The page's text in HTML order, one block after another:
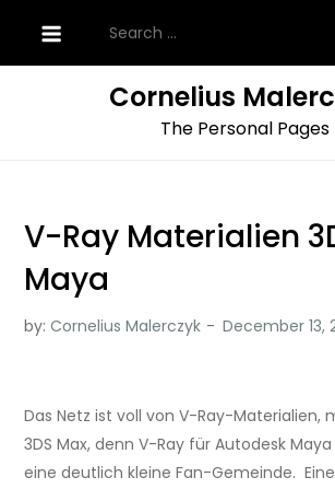
content
for:
Cornelius
The Personal Pages
V-Ray Materialien
Maya
by:Cornelius Malerczyk
Das Netz ist voll von V-Ray-Materialien,
3DS Max, denn V-Ray für Autodesk
eine deutlich kleine Fan-Gemeinde.